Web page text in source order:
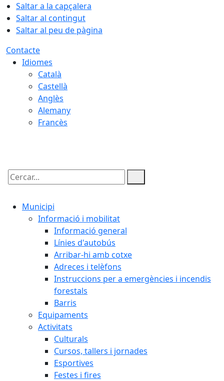
Saltar a la capçalera
Saltar al contingut
Saltar al peu de pàgina
Contacte
Idiomes
Català
Castellà
Anglès
Alemany
Francès
Cercar:
Municipi
Informació i mobilitat
Informació general
Línies d'autobús
Arribar-hi amb cotxe
Adreces i telèfons
Instruccions per a emergències i incendis
forestals
Barris
Equipaments
Activitats
Culturals
Cursos, tallers i jornades
Esportives
Festes i fires